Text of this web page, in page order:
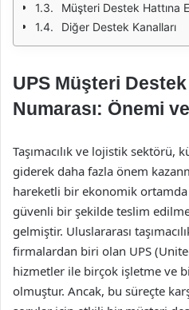
Müşteri Destek Hattına
Diğer Destek Kanalları
UPS Müşteri
Numarası: Önemi
Taşımacılık ve lojistik sektörü,
giderek daha fazla önem
hareketli bir ekonomik
güvenli bir şekilde teslim
gelmiştir. Uluslararası
firmalardan biri olan UPS
hizmetler ile birçok işletme ve
olmuştur. Ancak, bu süreçte